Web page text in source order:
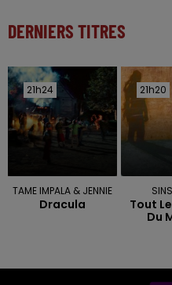
DERNIERS TITRES
21h24
21h24
TAME IMPALA & JENNIE
Dracula
21h20
21h20
Tout
Du